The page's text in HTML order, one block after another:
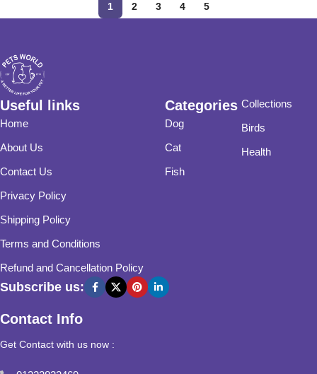
1 2 3 4 5
Useful links
Home
About Us
Contact Us
Privacy Policy
Shipping Policy
Terms and Conditions
Refund and Cancellation Policy
Categories
Dog
Cat
Fish
Collections
Birds
Health
Subscribe us:
Contact Info
Get Contact with us now :